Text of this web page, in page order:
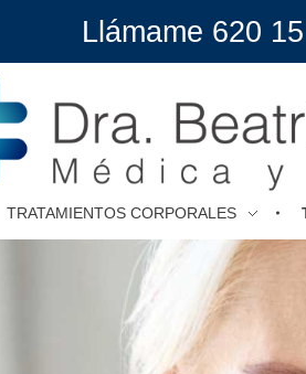
Llámame 620
TRATAMIENTOS CORPORALES